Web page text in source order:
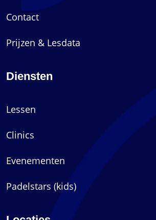
Contact
Prijzen & Lesdata
Diensten
Lessen
Clinics
Evenementen
Padelstars (kids)